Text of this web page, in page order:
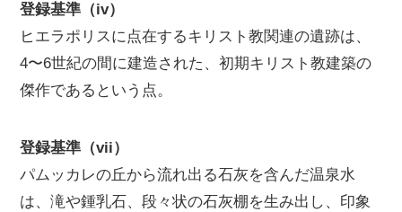
登録基準（iv）
ヒエラポリスに点在するキリスト教関連の遺跡は、
4〜6世紀の間に建造された、初期キリスト教建築の
傑作であるという点。
登録基準（vii）
パムッカレの丘から流れ出る石灰を含んだ温泉水
は、滝や鍾乳石、段々状の石灰棚を生み出し、印象